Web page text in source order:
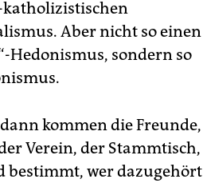
Aber nicht so einen
Hedonismus, sondern so
kommen die Freunde,
Verein, der Stammtisch,
bestimmt, wer dazugehört